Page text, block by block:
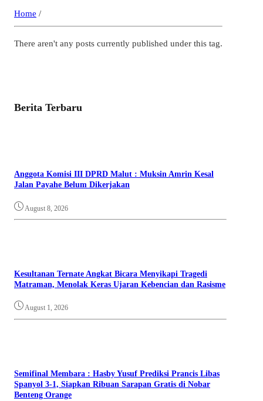
Home /
There aren't any posts currently published under this tag.
Berita Terbaru
Anggota Komisi III DPRD Malut : Muksin Amrin Kesal
Jalan Payahe Belum Dikerjakan
August 8, 2026
Kesultanan Ternate Angkat Bicara Menyikapi Tragedi
Matraman, Menolak Keras Ujaran Kebencian dan Rasisme
August 1, 2026
Semifinal Membara : Hasby Yusuf Prediksi Prancis Libas
Spanyol 3-1, Siapkan Ribuan Sarapan Gratis di Nobar
Benteng Orange